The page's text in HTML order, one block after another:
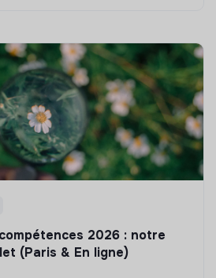
2026 : notre
(Paris & En ligne)